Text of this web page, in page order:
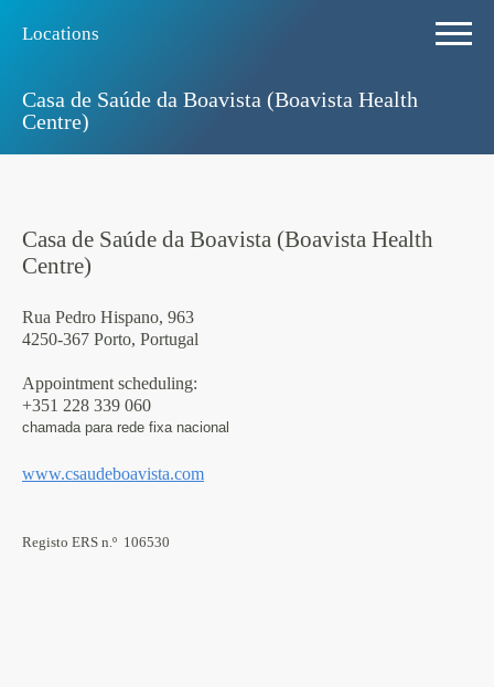
Locations
Casa de Saúde da Boavista (Boavista Health
Centre)
Casa de Saúde da Boavista (Boavista Health
Centre)
Rua Pedro Hispano, 963
4250-367 Porto, Portugal
Appointment scheduling:
+351 228 339 060
chamada para rede fixa nacional
www.csaudeboavista.com
Registo ERS n.º 106530